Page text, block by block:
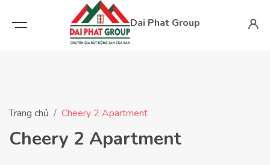
Dai Phat Group
Trang chủ Cheery 2 Apartment
Cheery 2 Apartment